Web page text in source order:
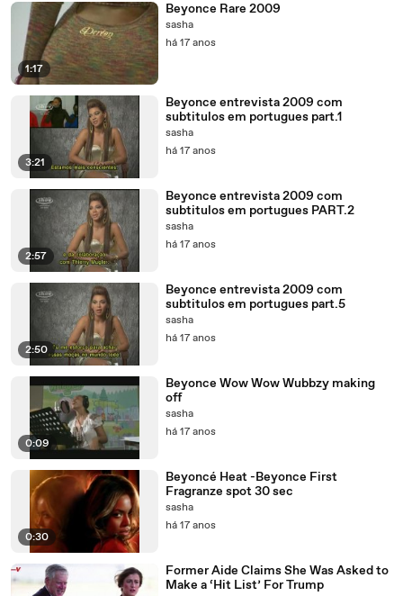
1:17
Beyonce Rare 2009
sasha
há 17 anos
3:21
Beyonce entrevista 2009 com
subtitulos em portugues part.1
sasha
há 17 anos
2:57
Beyonce entrevista 2009 com
subtitulos em portugues PART.2
sasha
há 17 anos
2:50
Beyonce entrevista 2009 com
subtitulos em portugues part.5
sasha
há 17 anos
0:09
Beyonce Wow Wow Wubbzy making
off
sasha
há 17 anos
0:30
Beyoncé Heat -Beyonce First
Fragranze spot 30 sec
sasha
há 17 anos
Former Aide Claims She Was Asked to
Make a ‘Hit List’ For Trump